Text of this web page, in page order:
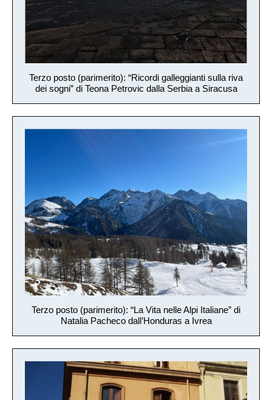
Terzo posto (parimerito): “Ricordi galleggianti sulla riva
dei sogni” di Teona Petrovic dalla Serbia a Siracusa
Terzo posto (parimerito): “La Vita nelle Alpi Italiane” di
Natalia Pacheco dall’Honduras a Ivrea